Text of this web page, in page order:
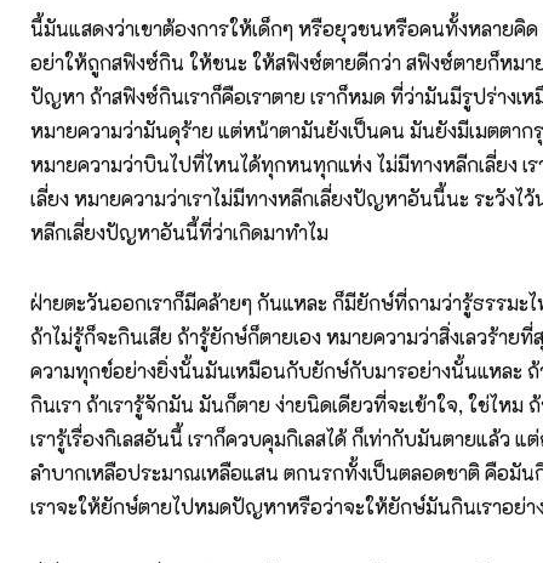
นี้มันแสดงว่าเขาต้องการให้เด็กๆ หรือยุวชนหรือคนทั้งหลายคิ
อย่าให้ถูกสฟิงซ์กิน ให้ชนะ ให้สฟิงซ์ตายดีกว่า สฟิงซ์ตายก็หมา
ปัญหา ถ้าสฟิงซ์กินเราก็คือเราตาย เราก็หมด ที่ว่ามันมีรูปร่างเ
หมายความว่ามันดุร้าย แต่หน้าตามันยังเป็นคน มันยังมีเมตตา
หมายความว่าบินไปที่ไหนได้ทุกหนทุกแห่ง ไม่มีทางหลีกเลี่ยง เ
เลี่ยง หมายความว่าเราไม่มีทางหลีกเลี่ยงปัญหาอันนี้นะ ระวังไว้
หลีกเลี่ยงปัญหาอันนี้ที่ว่าเกิดมาทำไม
ฝ่ายตะวันออกเราก็มีคล้ายๆ กันแหละ ก็มียักษ์ที่ถามว่ารู้ธรรมะ
ถ้าไม่รู้ก็จะกินเสีย ถ้ารู้ยักษ์ก็ตายเอง หมายความว่าสิ่งเลวร้ายที่
ความทุกข์อย่างยิ่งนั้นมันเหมือนกับยักษ์กับมารอย่างนั้นแหละ
กินเรา ถ้าเรารู้จักมัน มันก็ตาย ง่ายนิดเดียวที่จะเข้าใจ, ใช่ไหม ถ้
เรารู้เรื่องกิเลสอันนี้ เราก็ควบคุมกิเลสได้ ก็เท่ากับมันตายแล้ว แต่
ลำบากเหลือประมาณเหลือแสน ตกนรกทั้งเป็นตลอดชาติ คือมัน
เราจะให้ยักษ์ตายไปหมดปัญหาหรือว่าจะให้ยักษ์มันกินเราอย่า